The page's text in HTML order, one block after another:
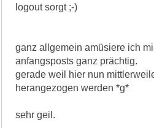
logout sorgt ;-)
ganz allgemein amüsiere ich
anfangsposts ganz prächtig.
gerade weil hier nun
herangezogen werden *g*
sehr geil.